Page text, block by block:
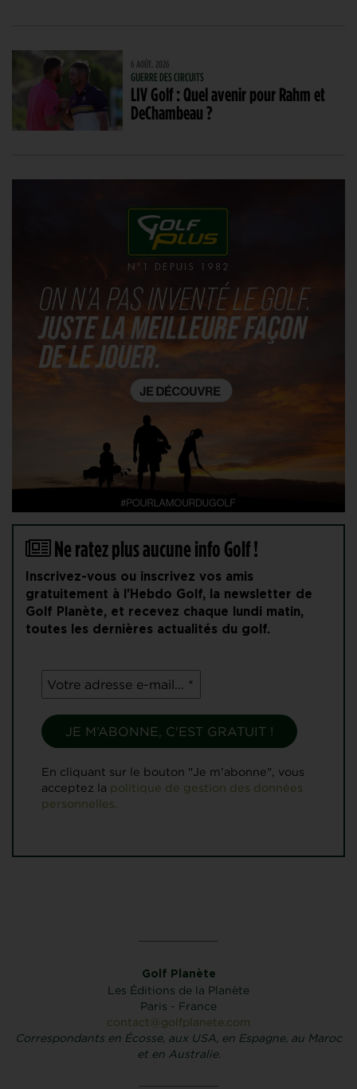
6 AOÛT. 2026
GUERRE DES CIRCUITS
LIV Golf : Quel avenir pour Rahm et
DeChambeau ?
Ne ratez plus aucune info Golf !
Inscrivez-vous ou inscrivez vos amis
gratuitement à l'Hebdo Golf, la newsletter de
Golf Planète, et recevez chaque lundi matin,
toutes les dernières actualités du golf.
En cliquant sur le bouton "Je m'abonne", vous
acceptez la politique de gestion des données
personnelles.
Golf Planète
Les Éditions de la Planète
Paris - France
contact@golfplanete.com
Correspondants en Écosse, aux USA, en Espagne, au Maroc
et en Australie.